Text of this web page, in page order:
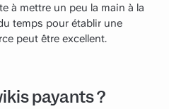
à mettre un peu la main à la
temps pour établir une
peut être excellent.
payants ?